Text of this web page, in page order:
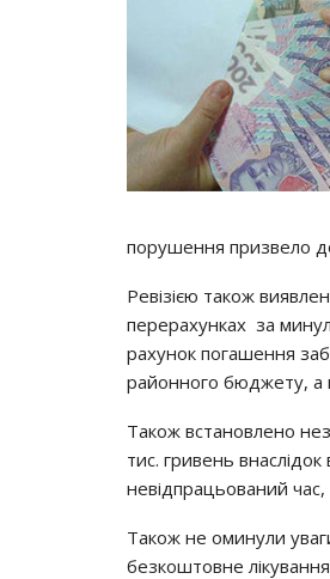
порушення призвело
Ревізією також
перерахунках за
рахунок погашення
районного бюджету, а
Також встановлено
тис. гривень
невідпрацьований
Також не оминули
безкоштовне